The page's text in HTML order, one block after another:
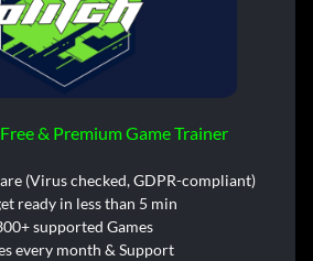
& Premium Game Trainer
(Virus checked, GDPR-compliant)
ready in less than 5 min
supported Games
every month & Support